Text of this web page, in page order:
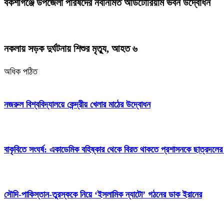
বকশীগঞ্জে উপজেলা পরিষদের নবনির্মিত অডিটোরিয়াম ভবন উদ্বোধন
নকলায় সড়ক দুর্ঘটনায় শিশুর মৃত্যু, আহত ৬
অধিক পঠিত
নজরুল বিশ্ববিদ্যালয়ে কেন্দ্রীয় খেলার মাঠের উদ্বোধন
বাকৃবিতে সংঘর্ষ: একাডেমিক বহিষ্কার থেকে বিরত থাকতে প্রশাসনকে
সৌদি-পাকিস্তান-তুরস্ককে নিয়ে ‘ইসলামিক ন্যাটো’ গঠনের ডাক ইরানের